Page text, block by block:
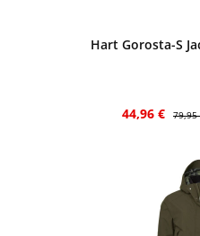
Hart Gorosta-S
44,96 € 79,95